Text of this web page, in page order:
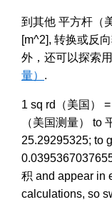
到其他 平方杆（
[m^2], 转换或反
外，还可以探索
量） .
1 sq rd（美国）
（美国测量） to
25.29295325; to
积 and appear in
calculations, so